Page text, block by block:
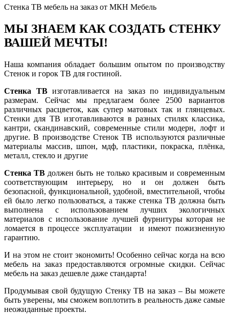
Стенка ТВ мебель на заказ от МКН Мебель
МЫ ЗНАЕМ КАК СОЗДАТЬ СТЕНКУ
ВАШЕЙ МЕЧТЫ!
Наша компания обладает большим опытом по производству
Стенок и горок ТВ для гостиной.
Стенка ТВизготавливается на заказ по индивидуальным
размерам. Сейчас мы предлагаем более 2500 вариантов
различных расцветок, как супер матовых так и глянцевых.
Стенки для ТВ изготавливаются в разных стилях классика,
кантри, скандинавский, современные стили модерн, лофт и
другие. В производстве Стенок ТВ используются различные
материалы массив, шпон, мдф, пластики, покраска, плёнка,
металл, стекло и другие
Стенка ТВ должен быть не только красивым и современным
соответствующим интерьеру, но и он должен быть
безопасной, функциональной, удобной, вместительной, чтобы
ей было легко пользоваться, а также стенка ТВ должна быть
выполнена с использованием лучших экологичных
материалов с использование лучшей фурнитуры которая не
ломается в процессе эксплуатации и имеют пожизненную
гарантию.
И на этом не стоит экономить! Особенно сейчас когда на всю
мебель на заказ предоставляются огромные скидки. Сейчас
мебель на заказ дешевле даже стандарта!
Продумывая свой будущую Стенку ТВ на заказ – Вы можете
быть уверены, мы сможем воплотить в реальность даже самые
неожиданные проекты.